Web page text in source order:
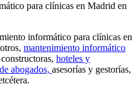
para clínicas en Madrid en
informático para clínicas en
mantenimiento informático
hoteles y
abogados, asesorías y gestorías,